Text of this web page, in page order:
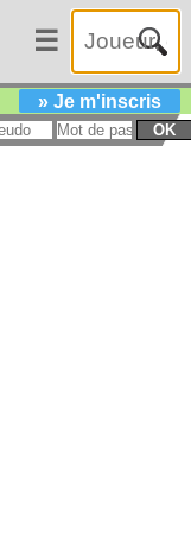
☰
» Je m'inscris
OK